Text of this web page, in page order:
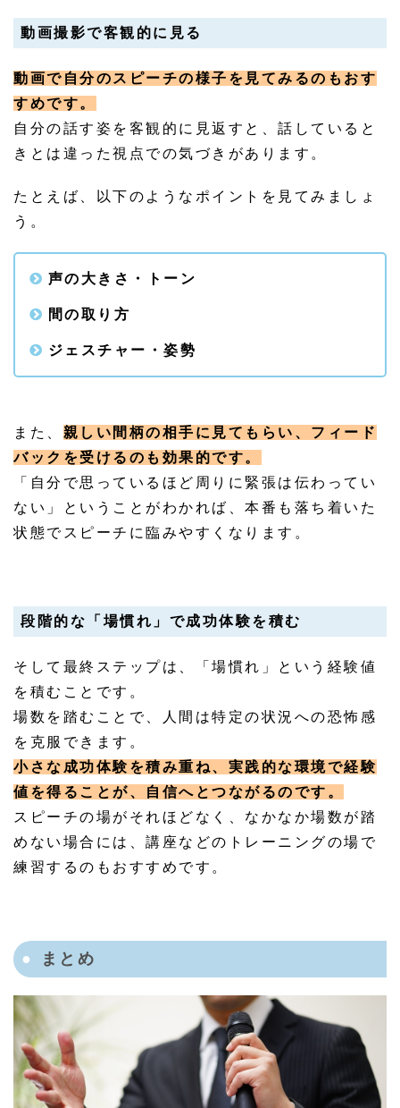
動画撮影で客観的に見る
動画で自分のスピーチの様子を見てみるのもおす
すめです。
自分の話す姿を客観的に見返すと、話していると
きとは違った視点での気づきがあります。
たとえば、以下のようなポイントを見てみましょ
う。
声の大きさ・トーン
間の取り方
ジェスチャー・姿勢
また、 親しい間柄の相手に見てもらい、フィード
バックを受けるのも効果的です。
「自分で思っているほど周りに緊張は伝わってい
ない」ということがわかれば、本番も落ち着いた
状態でスピーチに臨みやすくなります。
段階的な「場慣れ」で成功体験を積む
そして最終ステップは、「場慣れ」という経験値
を積むことです。
場数を踏むことで、人間は特定の状況への恐怖感
を克服できます。
小さな成功体験を積み重ね、実践的な環境で経験
値を得ることが、自信へとつながるのです。
スピーチの場がそれほどなく、なかなか場数が踏
めない場合には、講座などのトレーニングの場で
練習するのもおすすめです。
まとめ